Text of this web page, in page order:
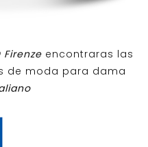
Firenzeencontraras las
de moda para dama